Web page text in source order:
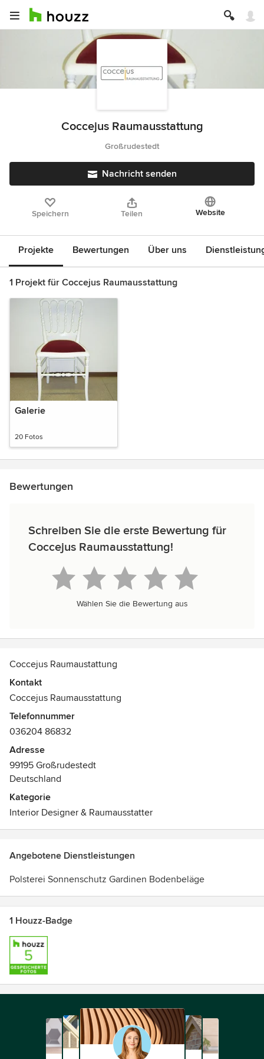
Coccejus Raumausstattung
Großrudestedt
Nachricht senden
Speichern Teilen Website
Projekte Bewertungen Über uns
1 Projekt für Coccejus Raumausstattung
Galerie
20 Fotos
Bewertungen
Schreiben Sie die erste Bewertung für
Coccejus Raumausstattung!
Wählen Sie die Bewertung aus
Coccejus Raumaustattung
Kontakt
Coccejus Raumausstattung
Telefonnummer
036204 86832
Adresse
99195 Großrudestedt
Deutschland
Kategorie
Interior Designer & Raumausstatter
Angebotene Dienstleistungen
Polsterei Sonnenschutz Gardinen Bodenbeläge
1 Houzz-Badge